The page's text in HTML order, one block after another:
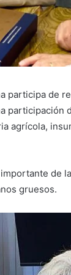
participa de
participación
agrícola,
de
gruesos.